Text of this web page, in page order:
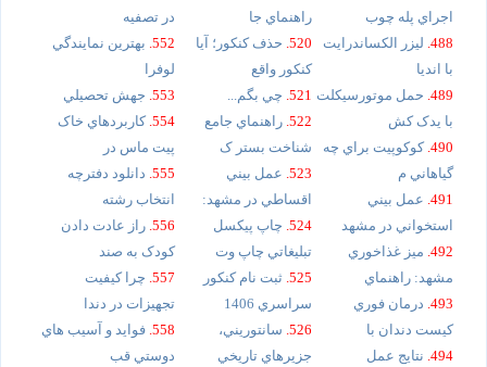
اجراي پله چوب
488. ليزر الکساندرايت
با انديا
489. حمل موتورسيکلت
با يدک کش
490. کوکوپيت براي چه
گياهاني م
491. عمل بيني
استخواني در مشهد
492. ميز غذاخوري
مشهد: راهنماي
493. درمان فوري
کيست دندان با
494. نتايج عمل
راهنماي جا
520. حذف کنکور؛ آيا
کنکور واقع
521. چي بگم...
522. راهنماي جامع
شناخت بستر ک
523. عمل بيني
اقساطي در مشهد:
524. چاپ پيکسل
تبليغاتي چاپ وت
525. ثبت نام کنکور
سراسري 1406
526. سانتوريني،
جزيرهاي تاريخي
در تصفيه
552. بهترين نمايندگي
لوفرا
553. جهش تحصيلي
554. کاربردهاي خاک
پيت ماس در
555. دانلود دفترچه
انتخاب رشته
556. راز عادت دادن
کودک به صند
557. چرا کيفيت
تجهيزات در دندا
558. فوايد و آسيب هاي
دوستي قب